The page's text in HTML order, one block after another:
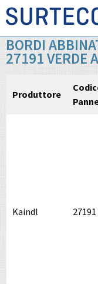
BORDI
27191 VERDE
Produttore
Kaindl 27191